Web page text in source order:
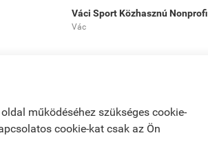
működéséhez szükséges cookie-
cookie-kat csak az Ön
Váci Sport Közhasznú
Vác
megrendelés|Rendelési feltételek|